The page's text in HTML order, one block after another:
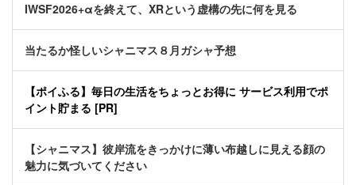
IWSF2026+αを終えて、XRという虚構の先に何を見る
当たるか怪しいシャニマス８月ガシャ予想
【ポイふる】毎日の生活をちょっとお得に サービス利用でポ
イント貯まる [PR]
【シャニマス】彼岸流をきっかけに薄い布越しに見える顔の
魅力に気づいてください